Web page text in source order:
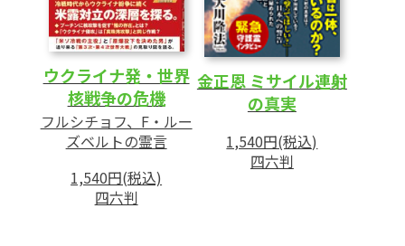
ウクライナ発・世界
核戦争の危機
フルシチョフ、F・ルー
ズベルトの霊言
1,540円(税込)
四六判
金正恩 ミサイル連射
の真実
1,540円(税込)
四六判